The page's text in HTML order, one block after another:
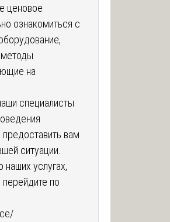
ценовое
ознакомиться с
на
специалисты
вам
ситуации.
услугах,
перейдите по